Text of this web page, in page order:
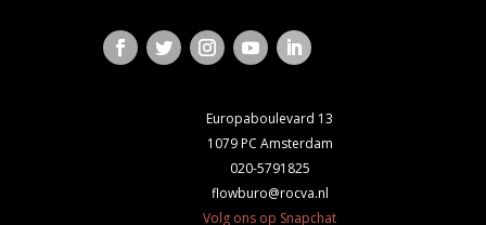
Europaboulevard 13
1079 PC Amsterdam
020-5791825
flowburo@rocva.nl
Volg ons op Snapchat